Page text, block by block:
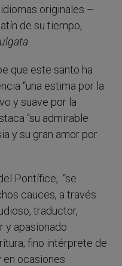
originales –
de su tiempo,
que este santo ha
“una estima por la
y suave por la
“su admirable
y su gran amor por
Pontífice, “se
cauces, a través
traductor,
y apasionado
fino intérprete de
ocasiones